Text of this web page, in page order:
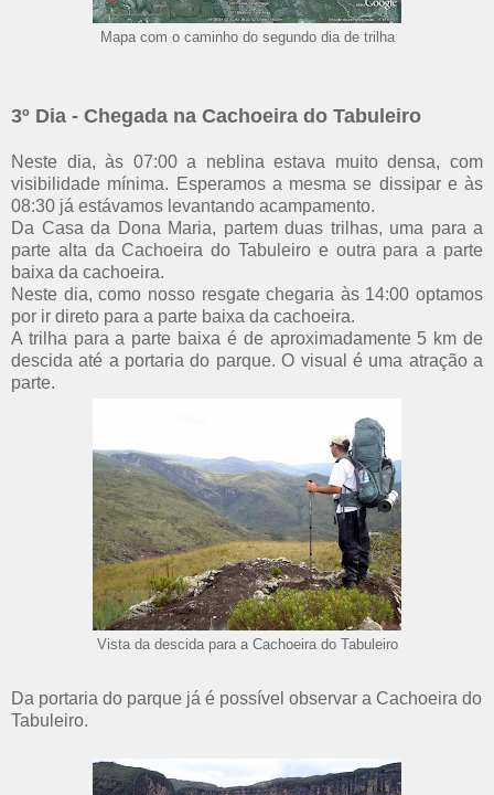
Mapa com o caminho do segundo dia de trilha
3º Dia - Chegada na Cachoeira do Tabuleiro
Neste dia, às 07:00 a neblina estava muito densa, com
visibilidade mínima. Esperamos a mesma se dissipar e às
08:30 já estávamos levantando acampamento.
Da Casa da Dona Maria, partem duas trilhas, uma para a
parte alta da Cachoeira do Tabuleiro e outra para a parte
baixa da cachoeira.
Neste dia, como nosso resgate chegaria às 14:00 optamos
por ir direto para a parte baixa da cachoeira.
A trilha para a parte baixa é de aproximadamente 5 km de
descida até a portaria do parque. O visual é uma atração a
parte.
Vista da descida para a Cachoeira do Tabuleiro
Da portaria do parque já é possível observar a Cachoeira do
Tabuleiro.